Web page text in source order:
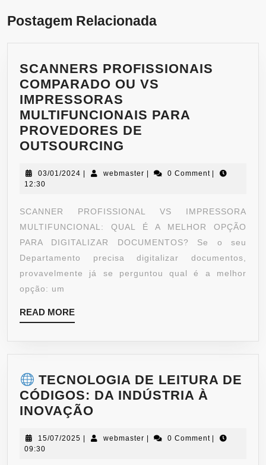
Postagem Relacionada
SCANNERS PROFISSIONAIS
COMPARADO OU VS
IMPRESSORAS
MULTIFUNCIONAIS PARA
PROVEDORES DE
OUTSOURCING
03/01/2024 webmaster 0 Comment
12:30
SCANNER PROFISSIONAL VS IMPRESSORA
MULTIFUNCIONAL: QUAL É A MELHOR OPÇÃO
PARA DIGITALIZAR DOCUMENTOS? Se o seu
Departamento precisa digitalizar documentos,
provavelmente já se perguntou qual é a melhor
opção: um
READ MORE
TECNOLOGIA DE LEITURA DE
CÓDIGOS: DA INDÚSTRIA À
INOVAÇÃO
15/07/2025 webmaster 0 Comment
09:30